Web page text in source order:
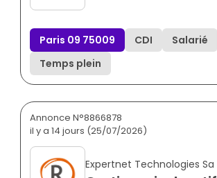
Paris 09 75009 CDI
Salarié
Temps plein
Annonce N°8866878
il y a 14 jours (25/07/2026)
Expertnet Technologies Sa